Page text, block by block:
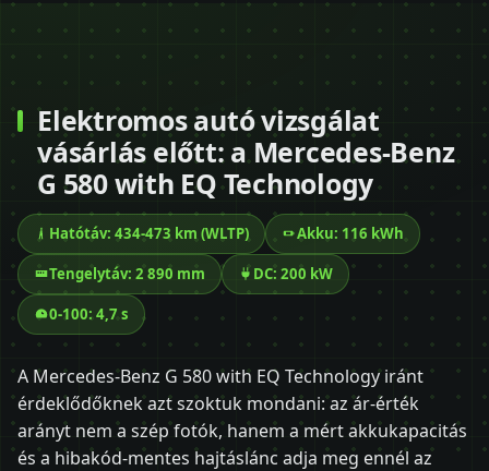
Elektromos autó vizsgálat
vásárlás előtt: a Mercedes-Benz
G 580 with EQ Technology
Hatótáv: 434-473 km (WLTP) Akku: 116 kWh
Tengelytáv: 2 890 mm DC: 200 kW
0-100: 4,7 s
A Mercedes-Benz G 580 with EQ Technology iránt
érdeklődőknek azt szoktuk mondani: az ár-érték
arányt nem a szép fotók, hanem a mért akkukapacitás
és a hibakód-mentes hajtáslánc adja meg ennél az